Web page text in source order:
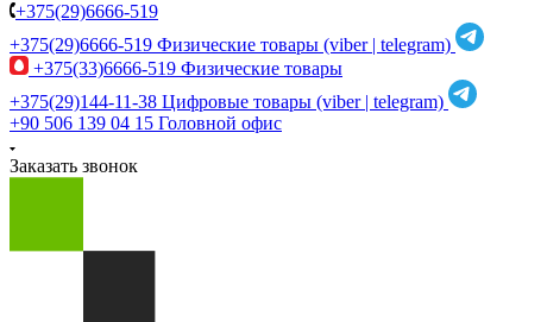
+375(29)6666-519
+375(29)6666-519 Физические товары (viber | telegram)
+375(33)6666-519 Физические товары
+375(29)144-11-38 Цифровые товары (viber | telegram)
+90 506 139 04 15 Головной офис
Заказать звонок